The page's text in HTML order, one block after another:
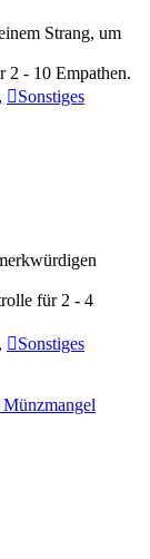
Strang, um
2 - 10 Empathen.
,
Sonstiges
für 2 - 4
,
Sonstiges